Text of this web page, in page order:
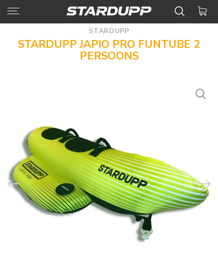
STARDUPP
STARDUPP JAPIO PRO FUNTUBE 2
PERSOONS